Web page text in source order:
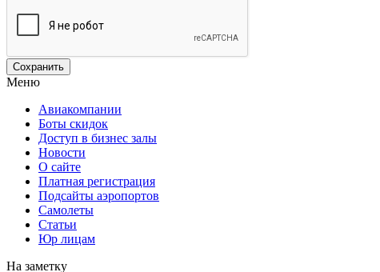
Меню
Авиакомпании
Боты скидок
Доступ в бизнес залы
Новости
О сайте
Платная регистрация
Подсайты аэропортов
Самолеты
Статьи
Юр лицам
На заметку